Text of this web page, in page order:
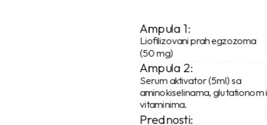
Ampula 1:
Liofilizovani prah egzozoma
(50 mg)
Ampula 2:
Serum aktivator (5ml) sa
aminokiselinama, glutationom i
vitaminima.
Prednosti: